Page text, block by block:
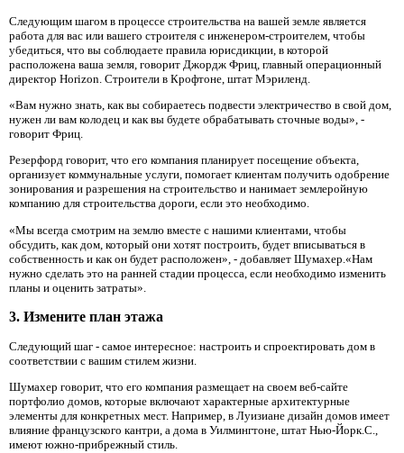
Следующим шагом в процессе строительства на вашей земле является
работа для вас или вашего строителя с инженером-строителем, чтобы
убедиться, что вы соблюдаете правила юрисдикции, в которой
расположена ваша земля, говорит Джордж Фриц, главный операционный
директор Horizon. Строители в Крофтоне, штат Мэриленд.
«Вам нужно знать, как вы собираетесь подвести электричество в свой дом,
нужен ли вам колодец и как вы будете обрабатывать сточные воды», -
говорит Фриц.
Резерфорд говорит, что его компания планирует посещение объекта,
организует коммунальные услуги, помогает клиентам получить одобрение
зонирования и разрешения на строительство и нанимает землеройную
компанию для строительства дороги, если это необходимо.
«Мы всегда смотрим на землю вместе с нашими клиентами, чтобы
обсудить, как дом, который они хотят построить, будет вписываться в
собственность и как он будет расположен», - добавляет Шумахер.«Нам
нужно сделать это на ранней стадии процесса, если необходимо изменить
планы и оценить затраты».
3. Измените план этажа
Следующий шаг - самое интересное: настроить и спроектировать дом в
соответствии с вашим стилем жизни.
Шумахер говорит, что его компания размещает на своем веб-сайте
портфолио домов, которые включают характерные архитектурные
элементы для конкретных мест. Например, в Луизиане дизайн домов имеет
влияние французского кантри, а дома в Уилмингтоне, штат Нью-Йорк.С.,
имеют южно-прибрежный стиль.